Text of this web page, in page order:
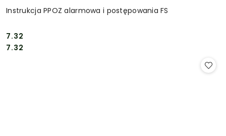
Instrukcja PPOZ alarmowa i postępowania FS
Cena:
7.32
Cena:
7.32